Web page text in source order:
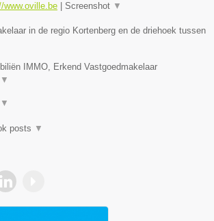
www.oville.be Screenshot ▼
in de regio Kortenberg en de driehoek tussen
IMMO, Erkend Vastgoedmakelaar
▼
▼
posts ▼